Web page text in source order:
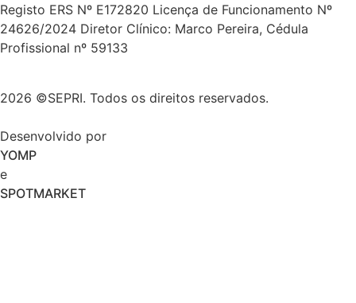
Registo ERS Nº E172820 Licença de Funcionamento Nº
24626/2024 Diretor Clínico: Marco Pereira, Cédula
Profissional nº 59133
2026 ©SEPRI. Todos os direitos reservados.
Desenvolvido por
YOMP
e
SPOTMARKET